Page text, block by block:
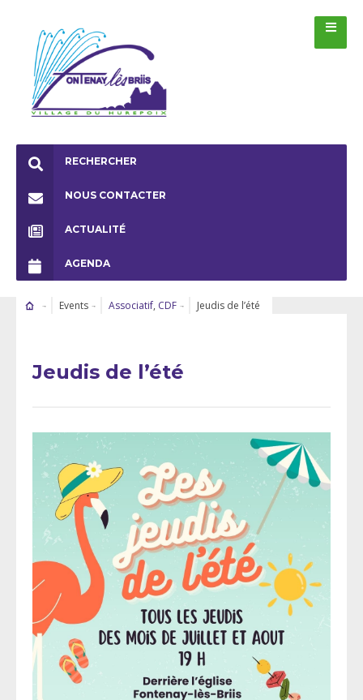
RECHERCHER
NOUS CONTACTER
ACTUALITÉ
AGENDA
Events Associatif, CDF Jeudis de l’été
Jeudis de l’été